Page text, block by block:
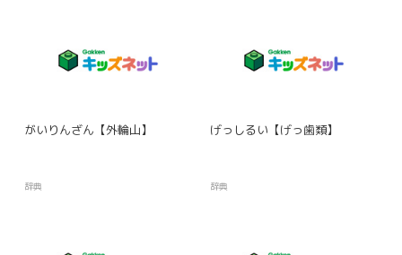
がいりんざん【外輪山】
辞典
げっしるい【げっ歯類】
辞典